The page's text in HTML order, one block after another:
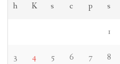
h K s c p s
1
3 4 5 6 7 8